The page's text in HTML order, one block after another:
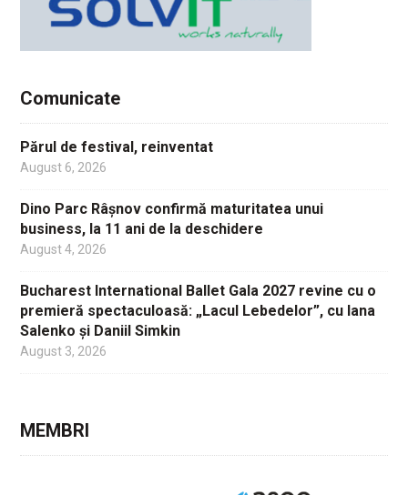
Comunicate
Părul de festival, reinventat
August 6, 2026
Dino Parc Râșnov confirmă maturitatea unui
business, la 11 ani de la deschidere
August 4, 2026
Bucharest International Ballet Gala 2027 revine cu o
premieră spectaculoasă: „Lacul Lebedelor”, cu Iana
Salenko și Daniil Simkin
August 3, 2026
MEMBRI